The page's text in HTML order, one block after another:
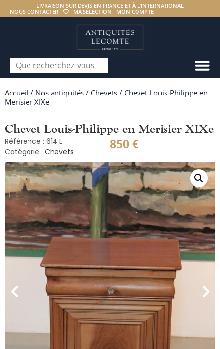
LIVRAISON SUR DEVIS EN FRANCE ET À L’INTERNATIONAL
NOUS CONTACTER
MA SÉLECTION MON COMPTE
Accueil / Nos antiquités / Chevets / Chevet Louis-Philippe en
Merisier XIXe
Chevet Louis-Philippe en Merisier XIXe
Référence : 614 L
Catégorie : Chevets 850€